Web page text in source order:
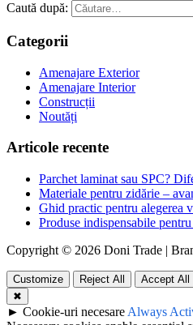
Caută după:
Categorii
Amenajare Exterior
Amenajare Interior
Construcții
Noutăți
Articole recente
Parchet laminat sau SPC?
Materiale pentru zidărie –
Ghid practic pentru alegerea
Produse indispensabile
Copyright © 2026 Doni Trade |
Customize Reject All
Accept All
✖
► Cookie-uri necesare Always